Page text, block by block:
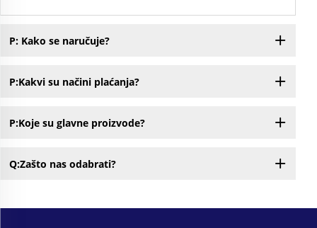
P: Kako se naručuje?
P:Kakvi su načini plaćanja?
P:Koje su glavne proizvode?
Q:Zašto nas odabrati?